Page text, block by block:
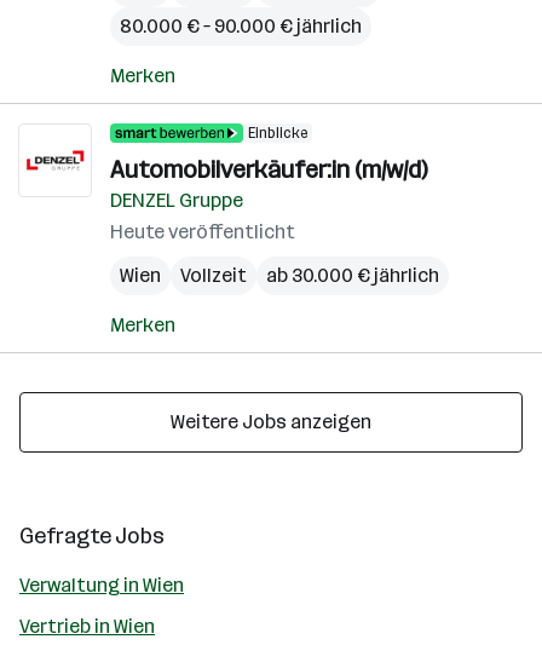
80.000 € – 90.000 € jährlich
Merken
Einblicke
Automobilverkäufer:in (m/w/d)
DENZEL Gruppe
Heute veröffentlicht
Wien
Vollzeit ab 30.000 € jährlich
Merken
Weitere Jobs anzeigen
Gefragte Jobs
Verwaltung in Wien
Vertrieb in Wien